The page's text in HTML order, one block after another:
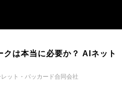
クは本当に必要か？ AIネット
ット・パッカード合同会社